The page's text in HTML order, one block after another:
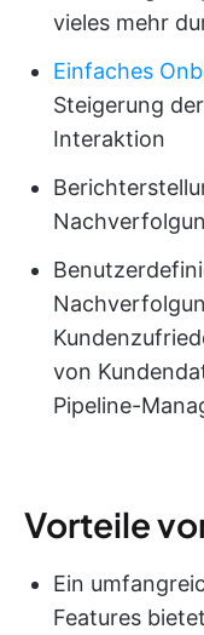
vieles mehr
Einfaches
Steigerung
Interaktion
von
Pipeline-
Vorteile
Ein
Features bietet